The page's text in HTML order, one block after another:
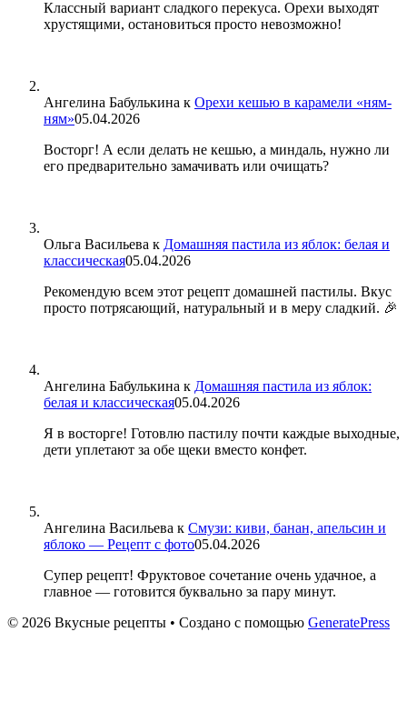
Классный вариант сладкого перекуса. Орехи выходят
хрустящими, остановиться просто невозможно!
Ангелина Бабулькина к Орехи кешью в карамели «ням-
ням»05.04.2026
Восторг! А если делать не кешью, а миндаль, нужно ли
его предварительно замачивать или очищать?
Ольга Васильева к Домашняя пастила из яблок: белая и
классическая05.04.2026
Рекомендую всем этот рецепт домашней пастилы. Вкус
просто потрясающий, натуральный и в меру сладкий. 🎉
Ангелина Бабулькина к Домашняя пастила из яблок:
белая и классическая05.04.2026
Я в восторге! Готовлю пастилу почти каждые выходные,
дети уплетают за обе щеки вместо конфет.
Ангелина Васильева к Смузи: киви, банан, апельсин и
яблоко — Рецепт с фото05.04.2026
Супер рецепт! Фруктовое сочетание очень удачное, а
главное — готовится буквально за пару минут.
© 2026 Вкусные рецепты • Создано с помощью GeneratePress